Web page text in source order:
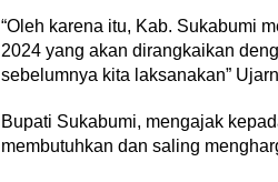
“Oleh karena itu, Kab. Sukabumi
2024 yang akan dirangkaikan
sebelumnya kita laksanakan”
Bupati Sukabumi, mengajak
membutuhkan dan saling